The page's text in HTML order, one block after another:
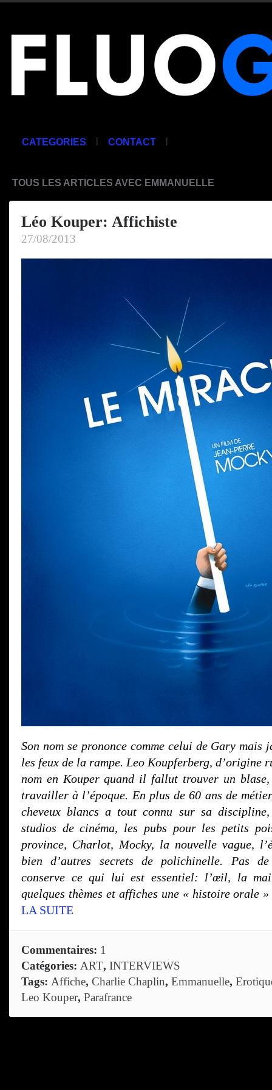
CATEGORIES | CONTACT |
TOUS LES ARTICLES AVEC EMMANUELLE
Léo Kouper: Affichiste
27/08/2013
Son nom se prononce comme celui de Gary mais
les feux de la rampe. Leo Koupferberg, d’origine
nom en Kouper quand il fallut trouver un blase,
travailler à l’époque. En plus de 60 ans de
cheveux blancs a tout connu sur sa
studios de cinéma, les pubs pour les petits
province, Charlot, Mocky, la nouvelle vague,
bien d’autres secrets de polichinelle. Pas
conserve ce qui lui est essentiel: l’œil, la
quelques thèmes et affiches une « histoire orale »
LA SUITE
Commentaires: 1
Catégories: ART, INTERVIEWS
Tags: Affiche, Charlie Chaplin, Emmanuelle,
Leo Kouper, Parafrance